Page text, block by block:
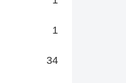
1
34